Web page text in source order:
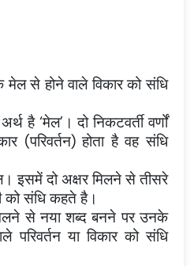
मेल से होने वाले विकार को संधि
है ‘मेल’। दो निकटवर्ती वर्णों
(परिवर्तन) होता है वह संधि
इसमें दो अक्षर मिलने से तीसरे
को संधि कहते है।
से नया शब्द बनने पर उनके
परिवर्तन या विकार को संधि